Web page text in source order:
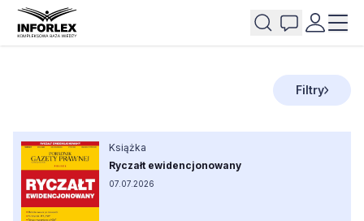
Filtry
Książka
Ryczałt ewidencjonowany
07.07.2026